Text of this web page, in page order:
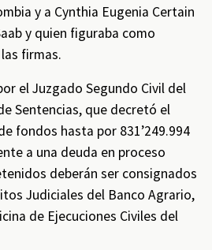
y a Cynthia Eugenia Certain
y quien figuraba como
firmas.
el Juzgado Segundo Civil del
Sentencias, que decretó el
fondos hasta por 831’249.994
a una deuda en proceso
deberán ser consignados
Judiciales del Banco Agrario,
de Ejecuciones Civiles del